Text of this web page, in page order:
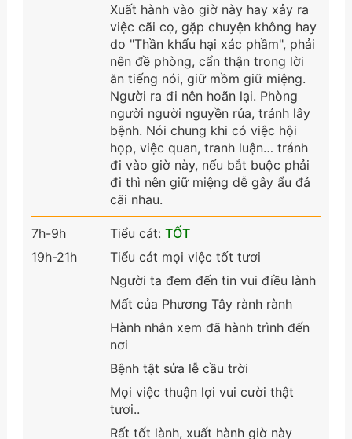
Xuất hành vào giờ này hay xảy ra
việc cãi cọ, gặp chuyện không hay
do "Thần khẩu hại xác phầm", phải
nên đề phòng, cẩn thận trong lời
ăn tiếng nói, giữ mồm giữ miệng.
Người ra đi nên hoãn lại. Phòng
người người nguyền rủa, tránh lây
bệnh. Nói chung khi có việc hội
họp, việc quan, tranh luận… tránh
đi vào giờ này, nếu bắt buộc phải
đi thì nên giữ miệng dễ gây ẩu đả
cãi nhau.
7h-9h
19h-21h
Tiểu cát: TỐT
Tiểu cát mọi việc tốt tươi
Người ta đem đến tin vui điều lành
Mất của Phương Tây rành rành
Hành nhân xem đã hành trình đến
nơi
Bệnh tật sửa lễ cầu trời
Mọi việc thuận lợi vui cười thật
tươi..
Rất tốt lành, xuất hành giờ này